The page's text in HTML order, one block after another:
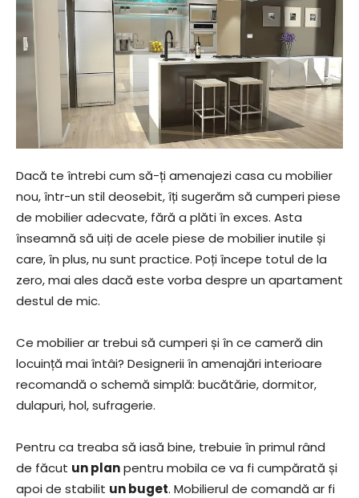
Dacă te întrebi cum să-ți amenajezi casa cu mobilier
nou, într-un stil deosebit, îți sugerăm să cumperi piese
de mobilier adecvate, fără a plăti în exces. Asta
înseamnă să uiți de acele piese de mobilier inutile și
care, în plus, nu sunt practice. Poți începe totul de la
zero, mai ales dacă este vorba despre un apartament
destul de mic.
Ce mobilier ar trebui să cumperi și în ce cameră din
locuință mai întâi? Designerii în amenajări interioare
recomandă o schemă simplă: bucătărie, dormitor,
dulapuri, hol, sufragerie.
Pentru ca treaba să iasă bine, trebuie în primul rând
de făcut un planpentru mobila ce va fi cumpărată și
apoi de stabilit un buget. Mobilierul de comandă ar fi